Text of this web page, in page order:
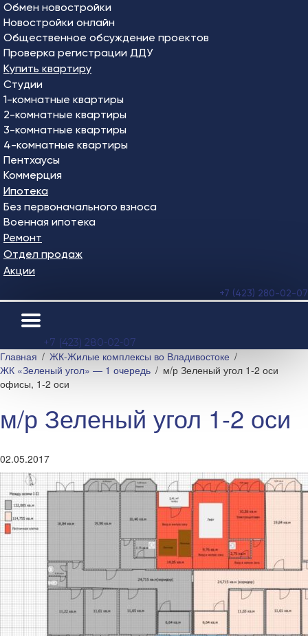
Обмен новостройки
Новостройки онлайн
Общественное обсуждение проектов
Проверка регистрации ДДУ
Купить квартиру
Студии
1-комнатные квартиры
2-комнатные квартиры
3-комнатные квартиры
4-комнатные квартиры
Пентхаусы
Коммерция
Ипотека
Без первоначального взноса
Военная ипотека
Ремонт
Отдел продаж
Акции
+7 (423) 280-02-07
+7 (423) 280-02-07
Главная
ЖК-Жилые комплексы во Владивостоке
ЖК «Зеленый угол» — 1 очередь
м/р Зеленый угол 1-2 оси
офисы, 1-2 оси
м/р Зеленый угол 1-2 оси
02.05.2017